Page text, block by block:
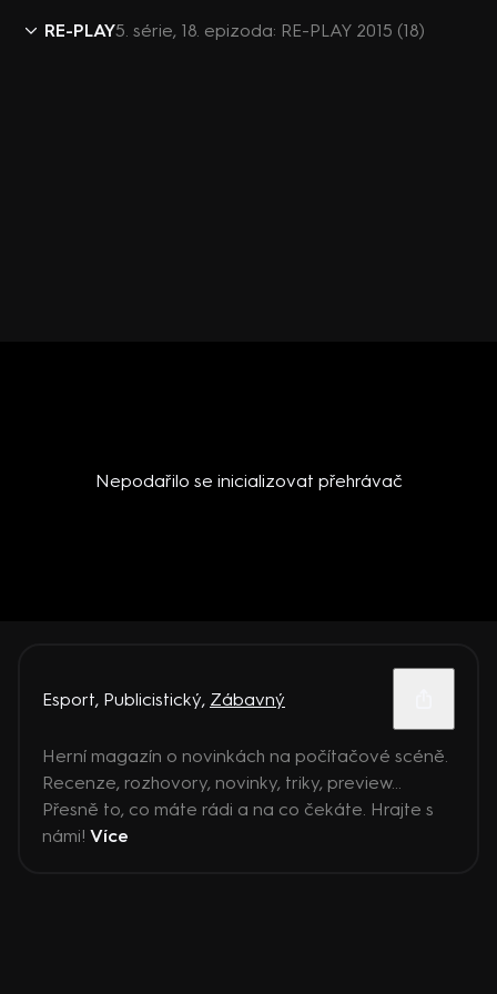
RE-PLAY5. série, 18. epizoda: RE-PLAY 2015 (18)
Nepodařilo se inicializovat přehrávač
Esport, Publicistický, Zábavný
Herní magazín o novinkách na počítačové scéně.
Recenze, rozhovory, novinky, triky, preview...
Přesně to, co máte rádi a na co čekáte. Hrajte s
námi! Více